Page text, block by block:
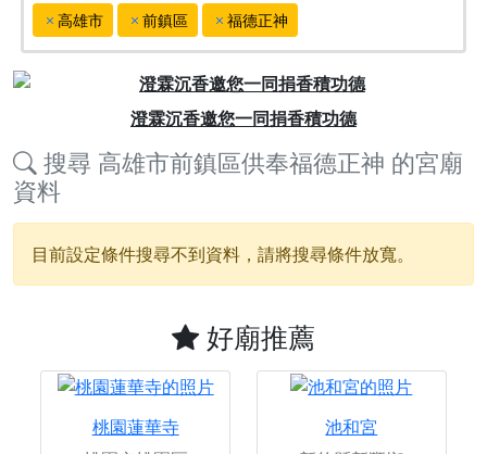
高雄市 前鎮區 福德正神
澄霖沉香邀您一同捐香積功德
搜尋 高雄市前鎮區供奉福德正神 的宮廟
資料
目前設定條件搜尋不到資料，請將搜尋條件放寬。
好廟推薦
桃園蓮華寺
池和宮